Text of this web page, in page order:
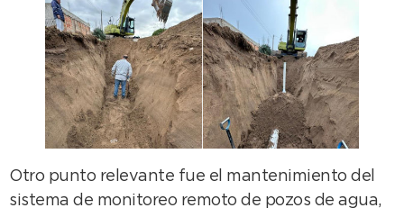
Otro punto relevante fue el mantenimiento del
sistema de monitoreo remoto de pozos de agua,